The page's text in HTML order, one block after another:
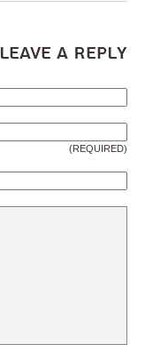
Leave a Reply
(REQUIRED)